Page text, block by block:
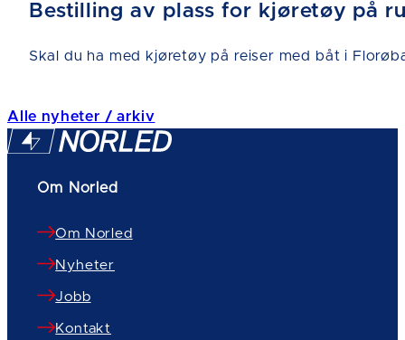
Bestilling av plass for kjøretøy på
Skal du ha med kjøretøy på reiser med båt i
Alle nyheter / arkiv
Om Norled
Om Norled
Nyheter
Jobb
Kontakt